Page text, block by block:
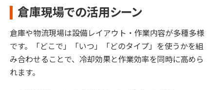
倉庫現場での活用シーン
倉庫や物流現場は設備レイアウト・作業内容が多種多様
です。「どこで」「いつ」「どのタイプ」を使うかを組
み合わせることで、冷却効果と作業効率を同時に高めら
れます。